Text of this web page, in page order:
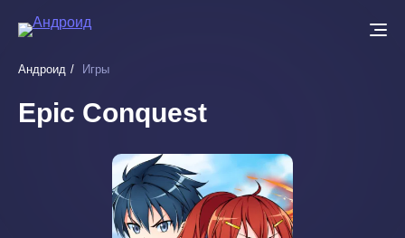
основному
Андроид Игры
Epic Conquest